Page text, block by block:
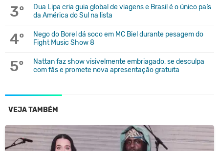
3º
Dua Lipa cria guia global de viagens e Brasil é o único país
da América do Sul na lista
4º
Nego do Borel dá soco em MC Biel durante pesagem do
Fight Music Show 8
5º
Nattan faz show visivelmente embriagado, se desculpa
com fãs e promete nova apresentação gratuita
VEJA TAMBÉM